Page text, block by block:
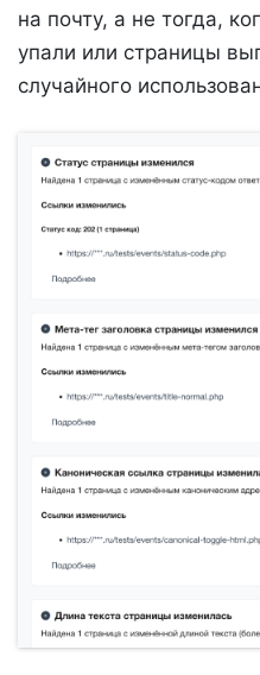
на почту, а не тогда,
упали или страницы
случайного